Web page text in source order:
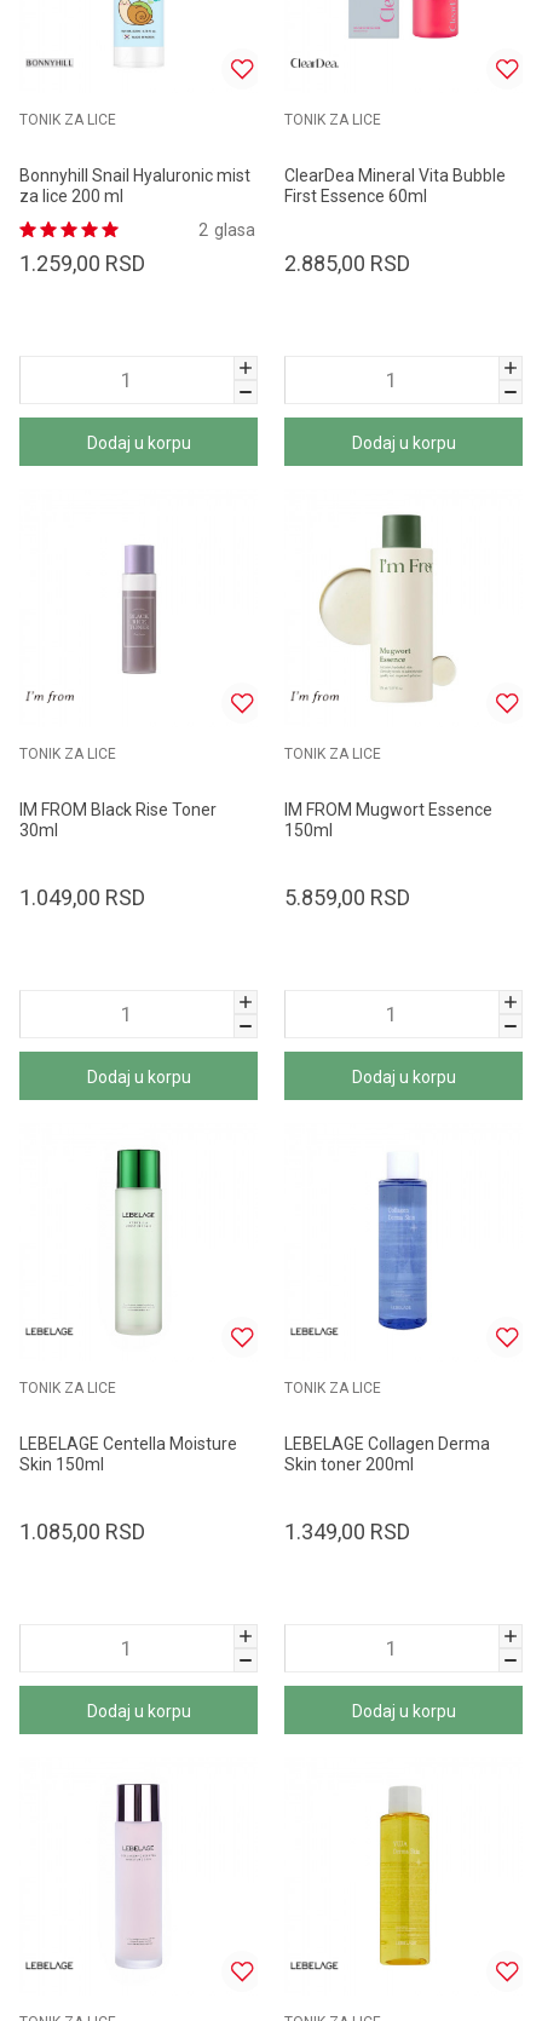
TONIK ZA LICE
Bonnyhill Snail Hyaluronic mist
za lice 200 ml
glasa
2
1.259,00 RSD
Dodaj u korpu
TONIK ZA LICE
ClearDea Mineral Vita Bubble
First Essence 60ml
2.885,00 RSD
Dodaj u korpu
TONIK ZA LICE
IM FROM Black Rise Toner
30ml
1.049,00 RSD
Dodaj u korpu
TONIK ZA LICE
IM FROM Mugwort Essence
150ml
5.859,00 RSD
Dodaj u korpu
TONIK ZA LICE
LEBELAGE Centella Moisture
Skin 150ml
1.085,00 RSD
Dodaj u korpu
TONIK ZA LICE
LEBELAGE Collagen Derma
Skin toner 200ml
1.349,00 RSD
Dodaj u korpu